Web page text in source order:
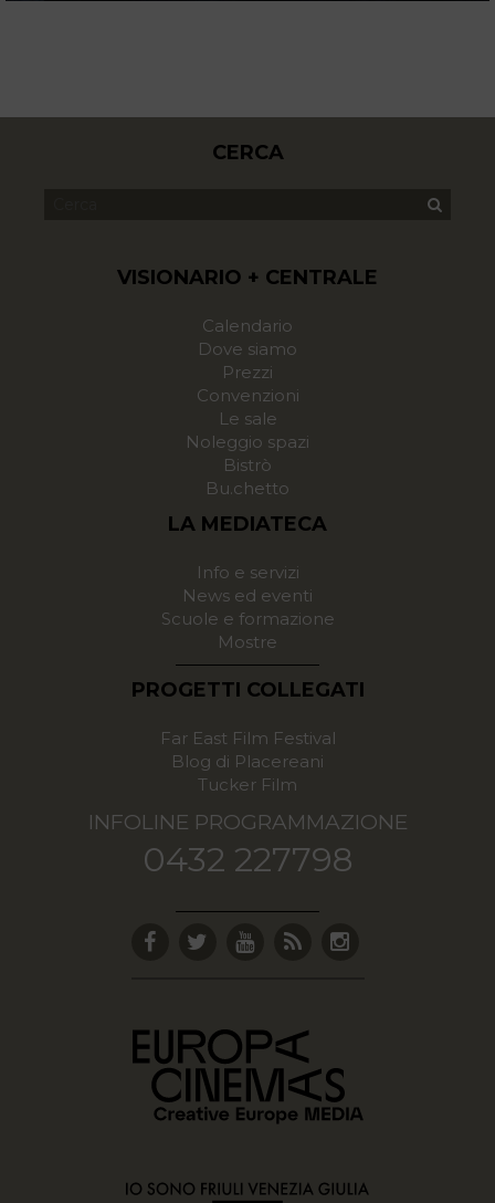
CERCA
VISIONARIO + CENTRALE
Calendario
Dove siamo
Prezzi
Convenzioni
Le sale
Noleggio spazi
Bistrò
Bu.chetto
LA MEDIATECA
Info e servizi
News ed eventi
Scuole e formazione
Mostre
PROGETTI COLLEGATI
Far East Film Festival
Blog di Placereani
Tucker Film
INFOLINE PROGRAMMAZIONE
0432 227798